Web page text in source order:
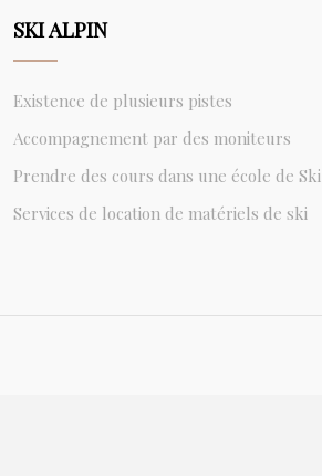
SKI ALPIN
Existence de plusieurs pistes
Accompagnement par des moniteurs
Prendre des cours dans une école de Ski
Services de location de matériels de ski